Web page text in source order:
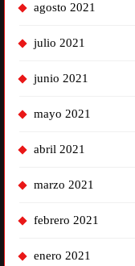
agosto 2021
julio 2021
junio 2021
mayo 2021
abril 2021
marzo 2021
febrero 2021
enero 2021